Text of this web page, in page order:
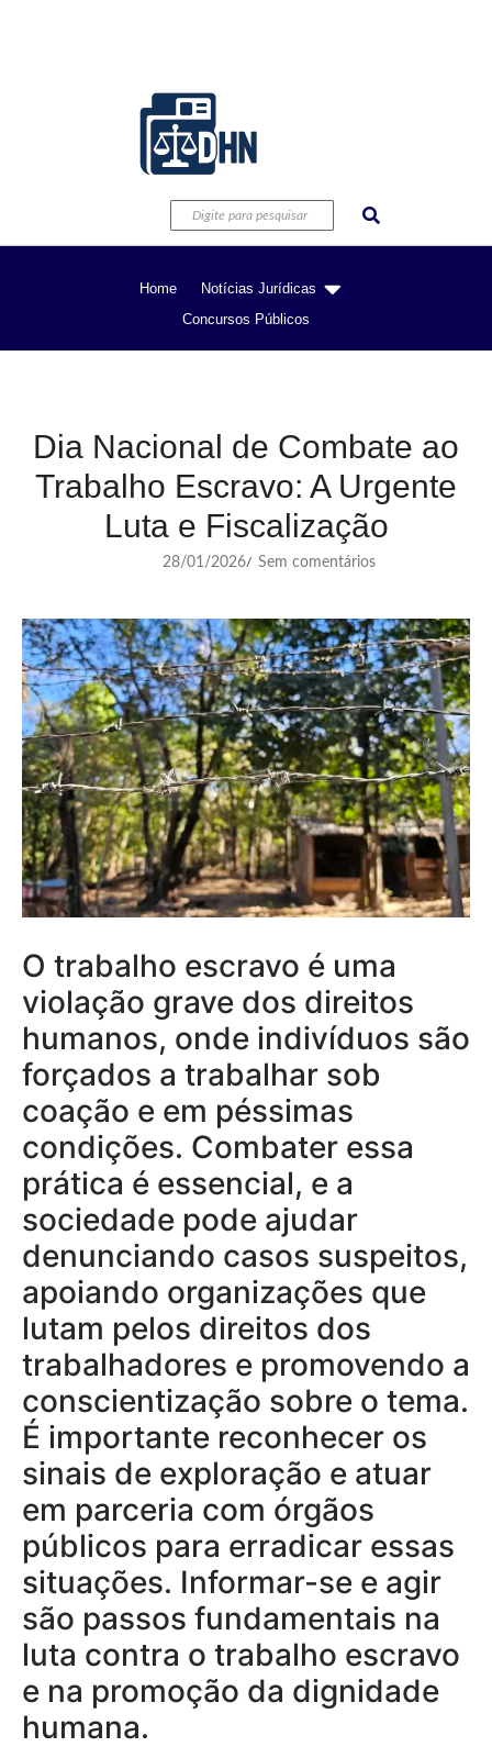
Home
Notícias Jurídicas
Concursos Públicos
Dia Nacional de Combate ao
Trabalho Escravo: A Urgente
Luta e Fiscalização
28/01/2026/ Sem comentários
O trabalho escravo é uma
violação grave dos direitos
humanos, onde indivíduos são
forçados a trabalhar sob
coação e em péssimas
condições. Combater essa
prática é essencial, e a
sociedade pode ajudar
denunciando casos suspeitos,
apoiando organizações que
lutam pelos direitos dos
trabalhadores e promovendo a
conscientização sobre o tema.
É importante reconhecer os
sinais de exploração e atuar
em parceria com órgãos
públicos para erradicar essas
situações. Informar-se e agir
são passos fundamentais na
luta contra o trabalho escravo
e na promoção da dignidade
humana.